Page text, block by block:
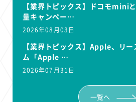
【業界トピックス】ドコモmini
量キャンペー…
2026年08月03日
【業界トピックス】Apple、リ
ム「Apple …
2026年07月31日
一覧へ